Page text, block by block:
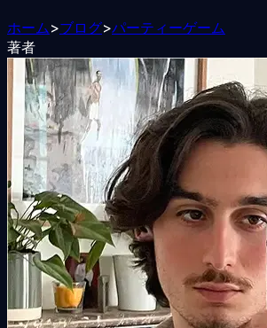
ホーム>ブログ>パーティーゲーム
著者